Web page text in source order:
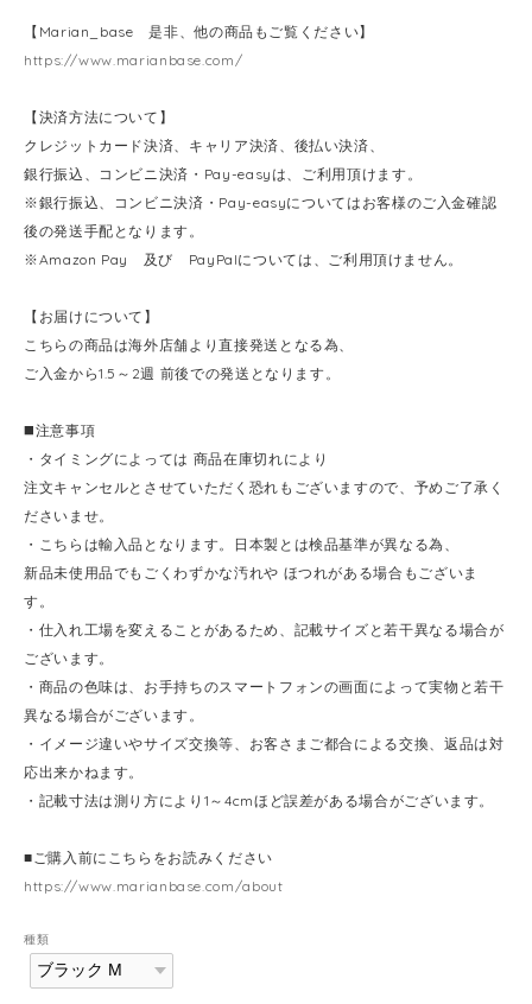
【Marian_base 是非、他の商品もご覧ください】
https://www.marianbase.com/
【決済方法について】
クレジットカード決済、キャリア決済、後払い決済、
銀行振込、コンビニ決済・Pay-easyは、ご利用頂けます。
※銀行振込、コンビニ決済・Pay-easyについてはお客様のご入金確認
後の発送手配となります。
※Amazon Pay 及び PayPalについては、ご利用頂けません。
【お届けについて】
こちらの商品は海外店舗より直接発送となる為、
ご入金から1.5～2週 前後での発送となります。
◼️注意事項
・タイミングによっては 商品在庫切れにより
注文キャンセルとさせていただく恐れもございますので、予めご了承く
ださいませ。
・こちらは輸入品となります。日本製とは検品基準が異なる為、
新品未使用品でもごくわずかな汚れや ほつれがある場合もございま
す。
・仕入れ工場を変えることがあるため、記載サイズと若干異なる場合が
ございます。
・商品の色味は、お手持ちのスマートフォンの画面によって実物と若干
異なる場合がございます。
・イメージ違いやサイズ交換等、お客さまご都合による交換、返品は対
応出来かねます。
・記載寸法は測り方により1～4cmほど誤差がある場合がございます。
■ご購入前にこちらをお読みください
https://www.marianbase.com/about
種類